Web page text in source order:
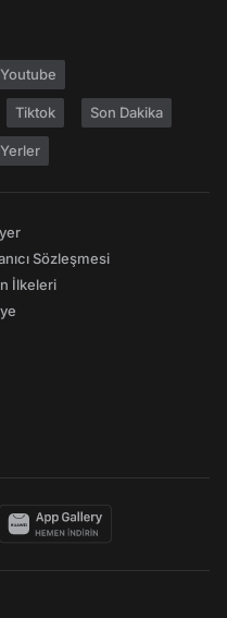
Youtube
Tiktok Son Dakika
Sözleşmesi
İlkeleri